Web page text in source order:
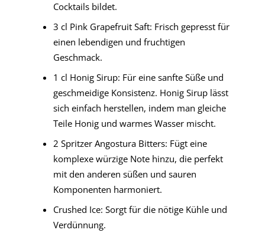
Cocktails bildet.
3 cl Pink Grapefruit Saft: Frisch gepresst für
einen lebendigen und fruchtigen
Geschmack.
1 cl Honig Sirup: Für eine sanfte Süße und
geschmeidige Konsistenz. Honig Sirup lässt
sich einfach herstellen, indem man gleiche
Teile Honig und warmes Wasser mischt.
2 Spritzer Angostura Bitters: Fügt eine
komplexe würzige Note hinzu, die perfekt
mit den anderen süßen und sauren
Komponenten harmoniert.
Crushed Ice: Sorgt für die nötige Kühle und
Verdünnung.